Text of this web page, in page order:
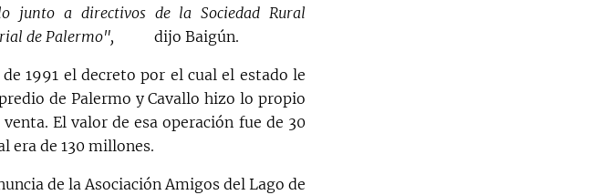
junto a directivos de la Sociedad Rural
de Palermo",
dijo Baigún.
1991 el decreto por el cual el estado le
de Palermo y Cavallo hizo lo propio
El valor de esa operación fue de 30
era de 130 millones.
de la Asociación Amigos del Lago de